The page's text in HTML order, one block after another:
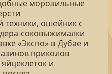
морозильные
техники, ошейник с
соковыжималки
«Экспо» в Дубае и
приколов
и